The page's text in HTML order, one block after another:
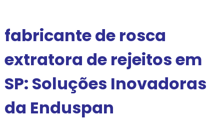
fabricante de rosca
extratora de rejeitos em
SP: Soluções Inovadoras
da Enduspan